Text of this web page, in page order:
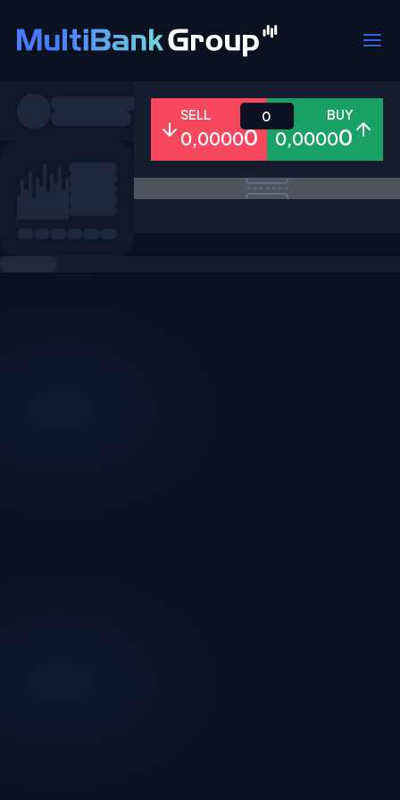
Todo Forex Metales
SELL
0,00000
BUY
0,00000
0